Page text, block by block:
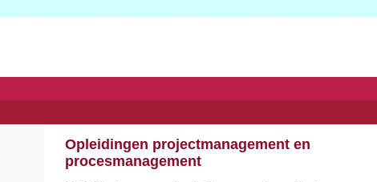
Opleidingen projectmanagement en
procesmanagement